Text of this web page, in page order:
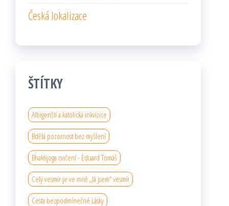
Česká lokalizace
ŠTÍTKY
Albigenští a katolická inkvizice
Bdělá pozornost bez myšlení
Bhaktijoga cvičení - Eduard Tomáš
Celý vesmír je ve mně „Já jsem“ vesmír
Cesta bezpodmínečné Lásky